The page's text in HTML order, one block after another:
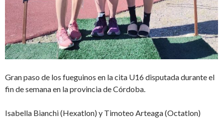
Gran paso de los fueguinos en la cita U16 disputada durante el
fin de semana en la provincia de Córdoba.
Isabella Bianchi (Hexatlon) y Timoteo Arteaga (Octatlon)